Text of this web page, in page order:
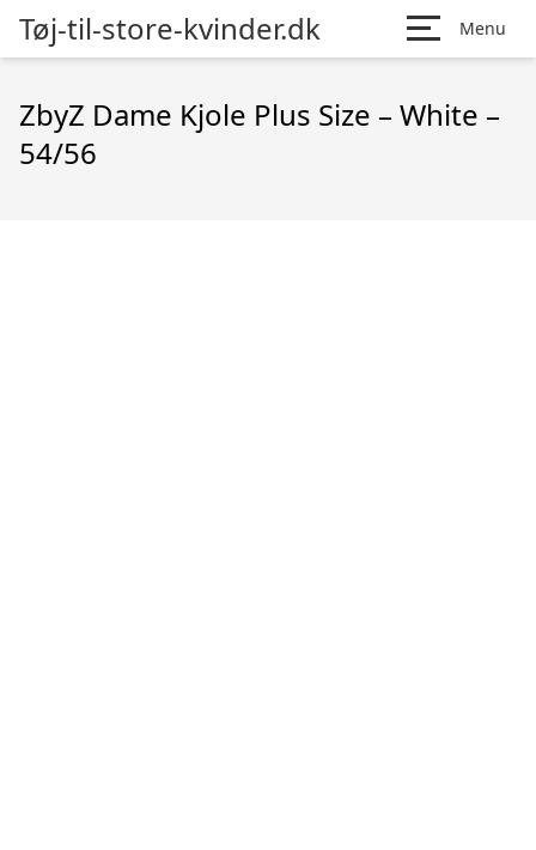
Tøj-til-store-kvinder.dk Menu
ZbyZ Dame Kjole Plus Size – White –
54/56